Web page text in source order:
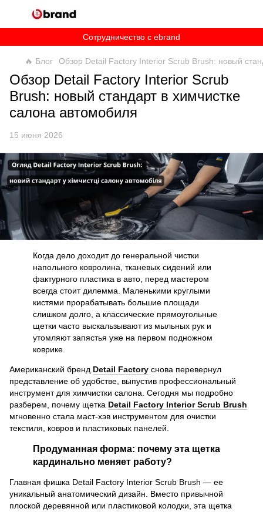
Сотрудничество c ebrand
🔥 Блог Обзор Detail Factory Interior Scrub Brush: новый
Обзор Detail Factory Interior Scrub
Brush: новый стандарт в химчистке
салона автомобиля
15 июня 2026
Когда дело доходит до генеральной чистки
напольного ковролина, тканевых сидений или
фактурного пластика в авто, перед мастером
всегда стоит дилемма. Маленькими круглыми
кистями прорабатывать большие площади
слишком долго, а классические прямоугольные
щетки часто выскальзывают из мыльных рук и
утомляют запястья уже на первом подножном
коврике.
Американский бренд Detail Factory снова перевернул
представление об удобстве, выпустив профессиональный
инструмент для химчистки салона. Сегодня мы подробно
разберем, почему щетка Detail Factory Interior Scrub Brush
мгновенно стала маст-хэв инструментом для очистки
текстиля, ковров и пластиковых панелей.
Продуманная форма: почему эта щетка
кардинально меняет работу?
Главная фишка Detail Factory Interior Scrub Brush — ее
уникальный анатомический дизайн. Вместо привычной
плоской деревянной или пластиковой колодки, эта щетка